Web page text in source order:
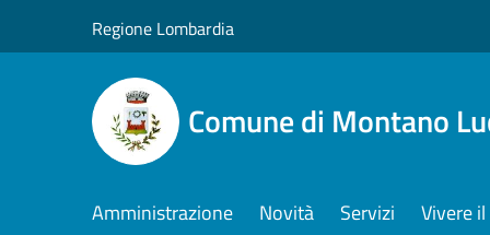
Regione Lombardia
Comune di Montano
Amministrazione Novità Servizi Vivere